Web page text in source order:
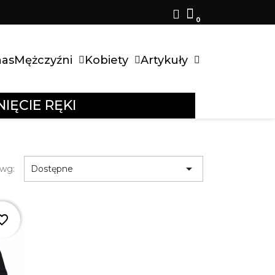
Mężczyźni Kobiety Artykuły
RĘKI
Dostępne 